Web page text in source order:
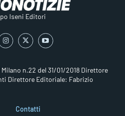
Iseni Editori
n.22 del 31/01/2018 Direttore
Direttore Editoriale: Fabrizio
Contatti